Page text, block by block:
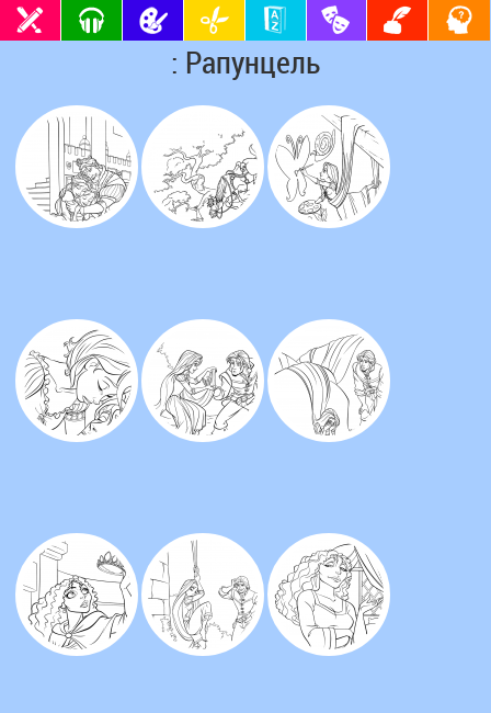
: Рапунцель